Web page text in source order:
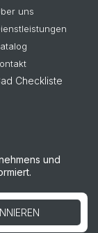
uns
Checkliste
und